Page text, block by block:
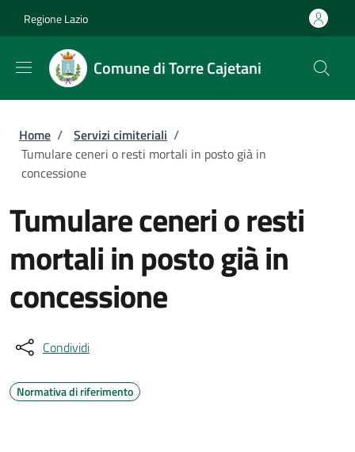
Regione Lazio
Comune di Torre Cajetani
Briciole di pane
Home / Servizi cimiteriali /
Tumulare ceneri o resti mortali in posto già in
concessione
Tumulare ceneri o resti
mortali in posto già in
concessione
Condividi
Normativa di riferimento